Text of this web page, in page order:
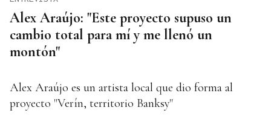
Alex Araújo: "Este proyecto supuso un
cambio total para mí y me llenó un
montón"
Alex Araújo es un artista local que dio forma al
proyecto "Verín, territorio Banksy"